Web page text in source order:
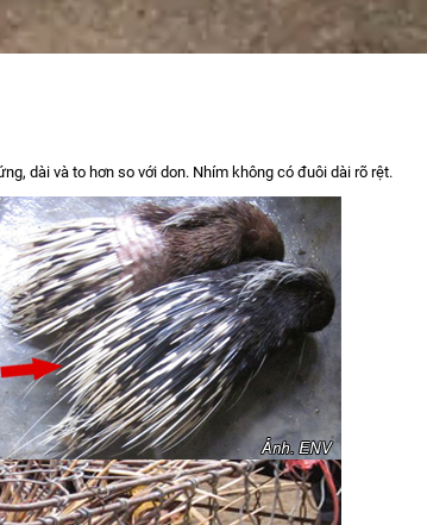
dài và to hơn so với don. Nhím không có đuôi dài rõ rệt.